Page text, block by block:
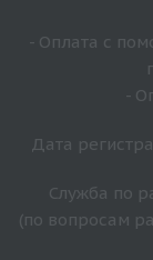
- Оплата с
-
Дата
Служба по
(по вопросам